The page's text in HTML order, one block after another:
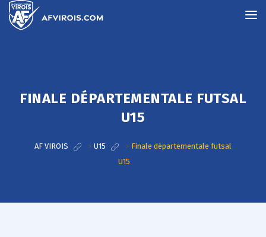
FINALE DÉPARTEMENTALE FUTSAL
U15
AF VIROIS > U15 > Finale départementale futsal
U15